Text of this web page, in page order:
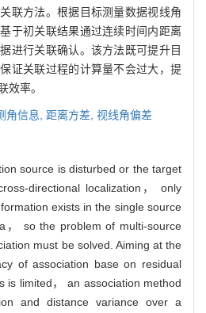
联方法。根据目标测量数据视线角
于初关联结果通过连续时间内距离
进行关联确认。该方法既可提升目
证关联过程的计算量不会过大，提
效率。
角信息, 距离方差, 视线角偏差
source is disturbed or the target
directional localization， only
exists in the single source
， so the problem of multi-source
must be solved. Aiming at the
of association base on residual
is limited， an association method
and distance variance over a